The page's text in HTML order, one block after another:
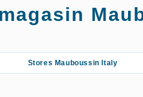
Stores Mauboussin Italy